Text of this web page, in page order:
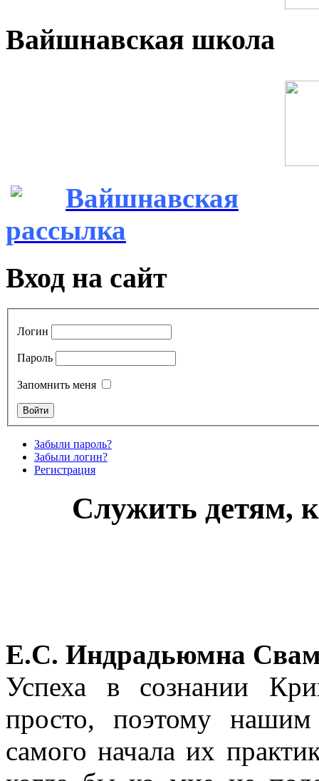
Вайшнавская школа
Вайшнавская
рассылка
Вход на сайт
Логин
Пароль
Запомнить меня
Забыли пароль?
Забыли логин?
Регистрация
Служить детям,
Е.С. Индрадьюмна
Успеха в сознании
просто, поэтому
самого начала их